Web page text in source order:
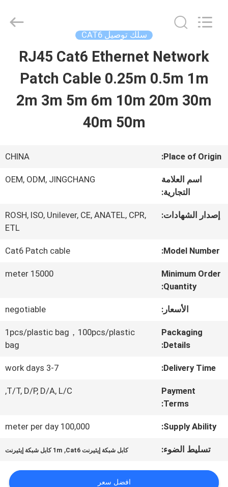
منزل،
بيت
أشرطة
فيديو
معلومات
جولة
المعمل
مراقبة
الجودة
بنا
أخبار
Industry
سلك توصيل CAT6
RJ45 Cat6 Ethernet Network
Patch Cable 0.25m 0.5m 1m
2m 3m 5m 6m 10m 20m 30m
40m 50m
Place of Origin:
CHINA
اسم العلامة
التجارية:
OEM, ODM, JINGCHANG
إصدار الشهادات:
ROSH, ISO, Unilever, CE, ANATEL, CPR,
ETL
Model Number:
Cat6 Patch cable
Minimum Order
Quantity:
15000 meter
الأسعار: negotiable
Packaging
Details:
1pcs/plastic bag，100pcs/plastic
bag
Delivery Time:
3-7 work days
Payment
Terms:
T/T, D/P, D/A, L/C,
Supply Ability:
100,000 meter per day
تسليط الضوء: كابل شبكة إيثيرنت Cat6 , 1m كابل شبكة إيثيرنت
افضل سعر